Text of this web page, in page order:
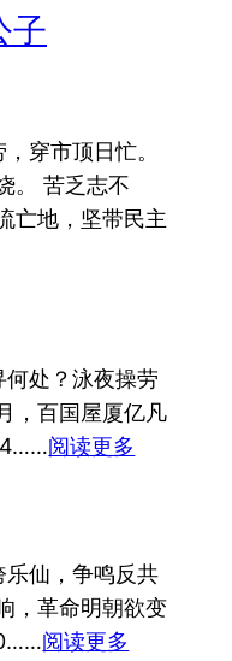
子
穿市顶日忙。
。 苦乏志不
亡地，坚带民主
处？泳夜操劳
，百国屋厦亿凡
阅读更多
言
绝
仙，争鸣反共
，革命明朝欲变
阅读更多